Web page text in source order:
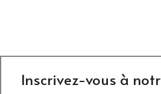
Inscrivez-vous à